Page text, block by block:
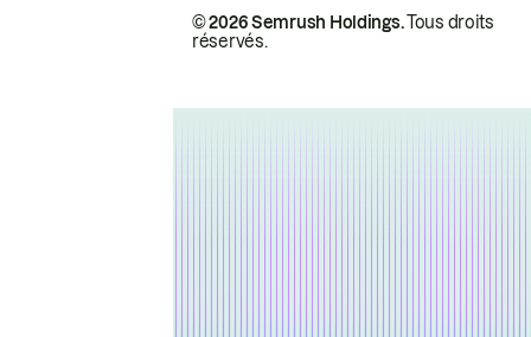
© 2026 Semrush Holdings.Tous droits
réservés.